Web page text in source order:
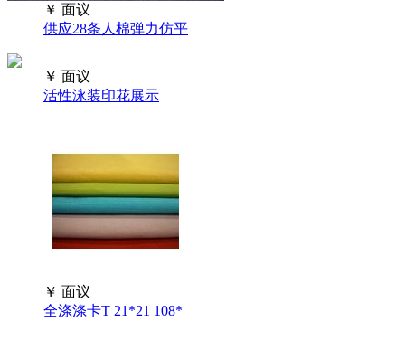
￥ 面议
供应28条人棉弹力仿平
￥ 面议
活性泳装印花展示
￥ 面议
全涤涤卡T 21*21 108*